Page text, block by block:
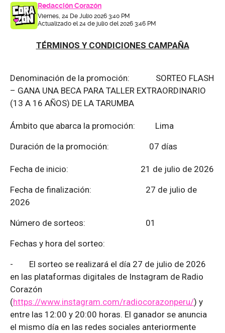
Redacción Corazón
Viernes, 24 De Julio 2026 3:40 PM
Actualizado el 24 de julio del 2026 3:46 PM
TÉRMINOS Y CONDICIONES CAMPAÑA
Denominación de la promoción: SORTEO FLASH
– GANA UNA BECA PARA TALLER EXTRAORDINARIO
(13 A 16 AÑOS) DE LA TARUMBA
Ámbito que abarca la promoción: Lima
Duración de la promoción: 07 días
Fecha de inicio: 21 de julio de 2026
Fecha de finalización:
27 de julio de
2026
Número de sorteos: 01
Fechas y hora del sorteo:
- El sorteo se realizará el día 27 de julio de 2026
en las plataformas digitales de Instagram de Radio
Corazón
(https://www.instagram.com/radiocorazonperu/) y
entre las 12:00 y 20:00 horas. El ganador se anuncia
el mismo día en las redes sociales anteriormente